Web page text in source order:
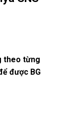
theo từng
được BG
lượng